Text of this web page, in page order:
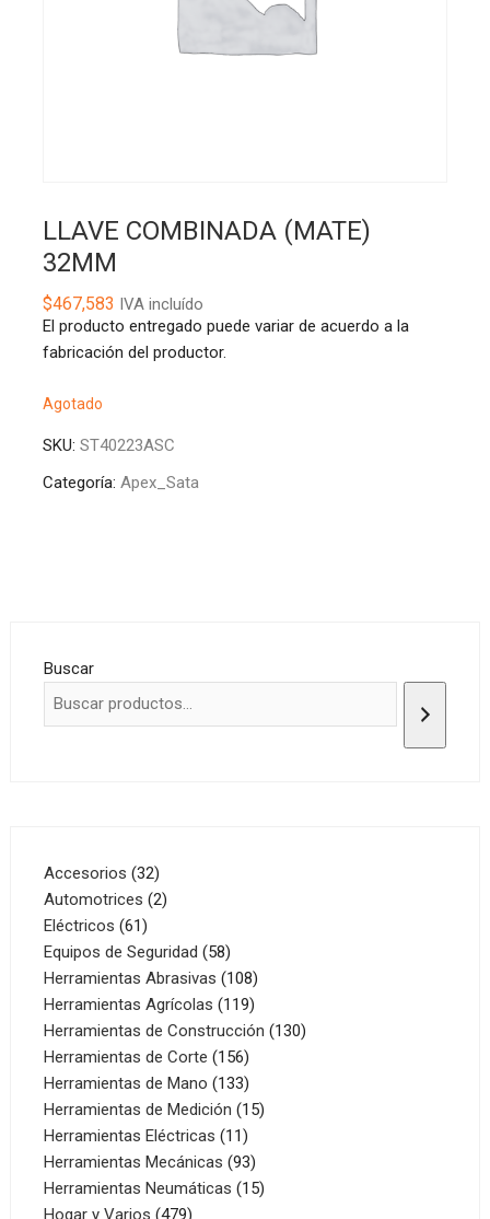
LLAVE COMBINADA (MATE)
32MM
$467,583 IVA incluído
El producto entregado puede variar de acuerdo a la
fabricación del productor.
Agotado
SKU: ST40223ASC
Categoría: Apex_Sata
Buscar
Accesorios 3232
productos
Automotrices 22
Eléctricos 6161
productos
Equipos de Seguridad 5858
productos
Herramientas Abrasivas 108108
productos
Herramientas Agrícolas 119119
productos
Herramientas de Construcción 130130
Herramientas de Corte 156156
productos
Herramientas de Mano 133133
productos
Herramientas de Medición 1515
Herramientas Eléctricas 1111
productos
Herramientas Mecánicas 9393
productos
Herramientas Neumáticas 1515
Hogar y Varios 479479